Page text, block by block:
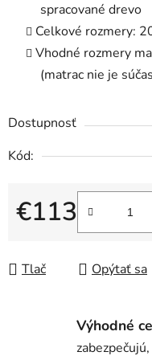
spracované drevo
Celkové rozmery:
Vhodné rozmery
(matrac nie je
Dostupnosť
Kód:
€113
Jednotková cena:
Tlač Opýtať sa
Výhodné